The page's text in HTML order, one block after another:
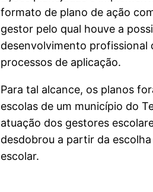
formato de plano de ação
gestor pelo qual houve a
desenvolvimento
processos de aplicação.
Para tal alcance, os planos
escolas de um município do
atuação dos gestores
desdobrou a partir da
escolar.